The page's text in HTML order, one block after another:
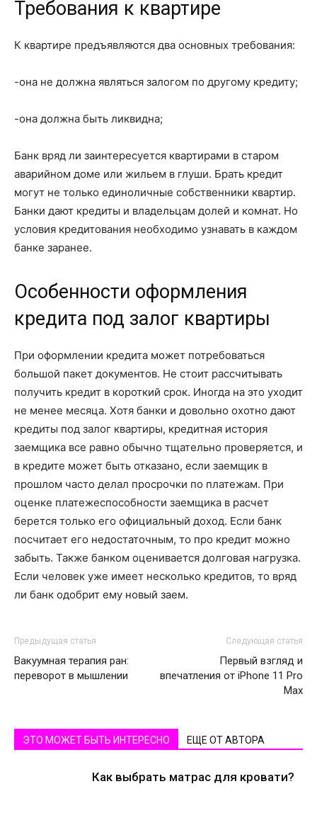
Требования к квартире
К квартире предъявляются два основных требования:
-она не должна являться залогом по другому кредиту;
-она должна быть ликвидна;
Банк вряд ли заинтересуется квартирами в старом
аварийном доме или жильем в глуши. Брать кредит
могут не только единоличные собственники квартир.
Банки дают кредиты и владельцам долей и комнат. Но
условия кредитования необходимо узнавать в каждом
банке заранее.
Особенности оформления
кредита под залог квартиры
При оформлении кредита может потребоваться
большой пакет документов. Не стоит рассчитывать
получить кредит в короткий срок. Иногда на это уходит
не менее месяца. Хотя банки и довольно охотно дают
кредиты под залог квартиры, кредитная история
заемщика все равно обычно тщательно проверяется, и
в кредите может быть отказано, если заемщик в
прошлом часто делал просрочки по платежам. При
оценке платежеспособности заемщика в расчет
берется только его официальный доход. Если банк
посчитает его недостаточным, то про кредит можно
забыть. Также банком оценивается долговая нагрузка.
Если человек уже имеет несколько кредитов, то вряд
ли банк одобрит ему новый заем.
Предыдущая статья
Вакуумная терапия ран:
переворот в мышлении
Следующая статья
Первый взгляд и
впечатления от iPhone 11 Pro
Max
ЭТО МОЖЕТ БЫТЬ ИНТЕРЕСНО ЕЩЕ ОТ АВТОРА
Как выбрать матрас для кровати?